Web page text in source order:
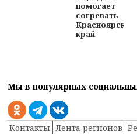
помогает
согревать
Красноярский
край
Мы в популярных
Контакты Лента регионов